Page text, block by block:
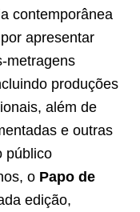
contemporânea
apresentar
metragens
produções
além de
e outras
público
o Papo de
edição,